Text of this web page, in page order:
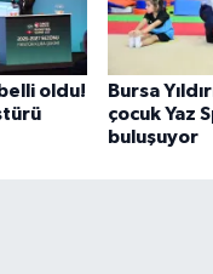
oldu!
Bursa
çocuk Yaz
buluşuyor